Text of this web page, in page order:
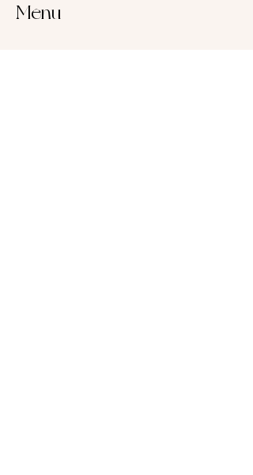
Menu